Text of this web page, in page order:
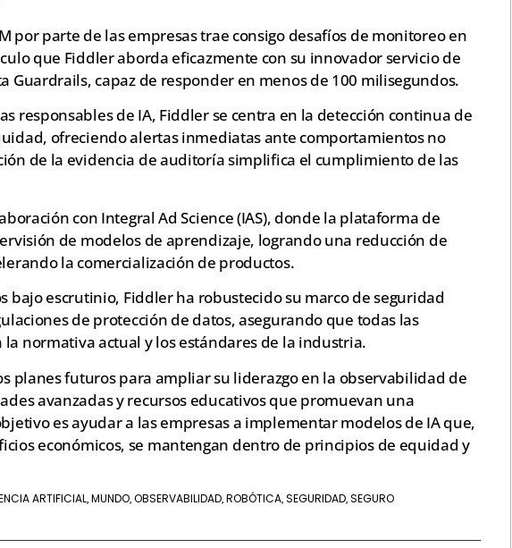
por parte de las empresas trae consigo desafíos de monitoreo en
que Fiddler aborda eficazmente con su innovador servicio de
Guardrails, capaz de responder en menos de 100 milisegundos.
responsables de IA, Fiddler se centra en la detección continua de
ofreciendo alertas inmediatas ante comportamientos no
de la evidencia de auditoría simplifica el cumplimiento de las
con Integral Ad Science (IAS), donde la plataforma de
de modelos de aprendizaje, logrando una reducción de
la comercialización de productos.
bajo escrutinio, Fiddler ha robustecido su marco de seguridad
de protección de datos, asegurando que todas las
normativa actual y los estándares de la industria.
planes futuros para ampliar su liderazgo en la observabilidad de
avanzadas y recursos educativos que promuevan una
es ayudar a las empresas a implementar modelos de IA que,
económicos, se mantengan dentro de principios de equidad y
ARTIFICIAL, MUNDO, OBSERVABILIDAD, ROBÓTICA, SEGURIDAD, SEGURO